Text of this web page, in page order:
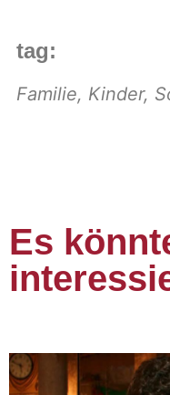
tag:
Familie, Kinder,
Es